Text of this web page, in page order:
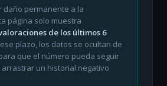
daño permanente a la
página solo muestra
de los últimos 6
plazo, los datos se ocultan de
que el número pueda seguir
un historial negativo